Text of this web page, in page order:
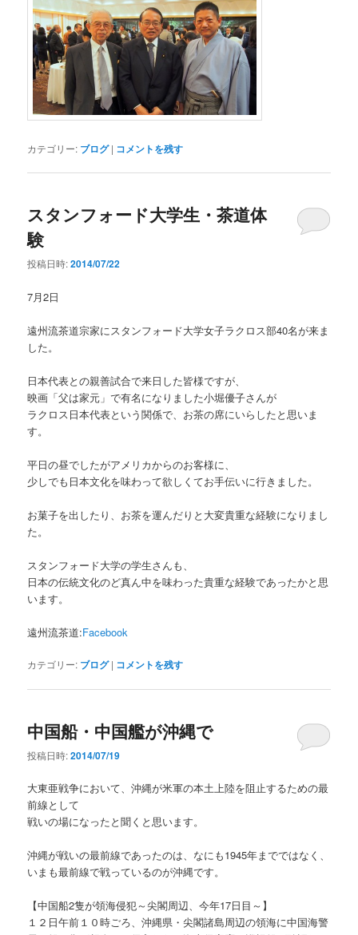
カテゴリー: ブログ | コメントを残す
スタンフォード大学生・茶道体
験
投稿日時:2014/07/22
7月2日
遠州流茶道宗家にスタンフォード大学女子ラクロス部40名が来ま
した。
日本代表との親善試合で来日した皆様ですが、
映画「父は家元」で有名になりました小堀優子さんが
ラクロス日本代表という関係で、お茶の席にいらしたと思いま
す。
平日の昼でしたがアメリカからのお客様に、
少しでも日本文化を味わって欲しくてお手伝いに行きました。
お菓子を出したり、お茶を運んだりと大変貴重な経験になりまし
た。
スタンフォード大学の学生さんも、
日本の伝統文化のど真ん中を味わった貴重な経験であったかと思
います。
遠州流茶道:Facebook
カテゴリー: ブログ | コメントを残す
中国船・中国艦が沖縄で
投稿日時:2014/07/19
大東亜戦争において、沖縄が米軍の本土上陸を阻止するための最
前線として
戦いの場になったと聞くと思います。
沖縄が戦いの最前線であったのは、なにも1945年までではなく、
いまも最前線で戦っているのが沖縄です。
【中国船2隻が領海侵犯～尖閣周辺、今年17日目～】
１２日午前１０時ごろ、沖縄県・尖閣諸島周辺の領海に中国海警